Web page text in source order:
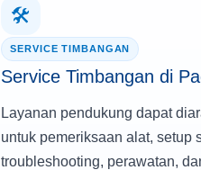
🛠️
SERVICE TIMBANGAN
Service Timbangan di
Layanan pendukung dapat
untuk pemeriksaan alat, setup
troubleshooting, perawatan,